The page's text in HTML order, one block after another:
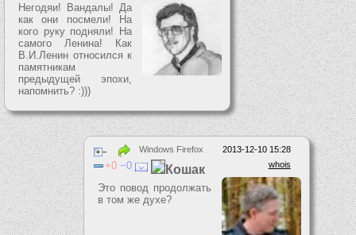
Негодяи! Вандалы! Да
как они посмели! На
кого руку подняли! На
самого Ленина! Как
В.И.Ленин относился к
памятникам
предыдущей эпохи,
напомнить? :)))
2013-12-10 15:28
Windows Firefox
whois
0 0 Кошак
Это повод продолжать
в том же духе?